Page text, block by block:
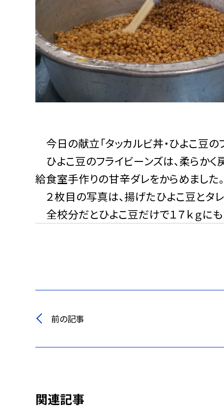
今日の献立「タッカルビ丼・ひよこ豆の
ひよこ豆のフライビーンズは、柔らか
給食室手作りの甘辛ダレをからめました。
２枚目の写真は、揚げたひよこ豆とタ
全校分だとひよこ豆だけで１７ｋｇにも
前の記事
関連記事